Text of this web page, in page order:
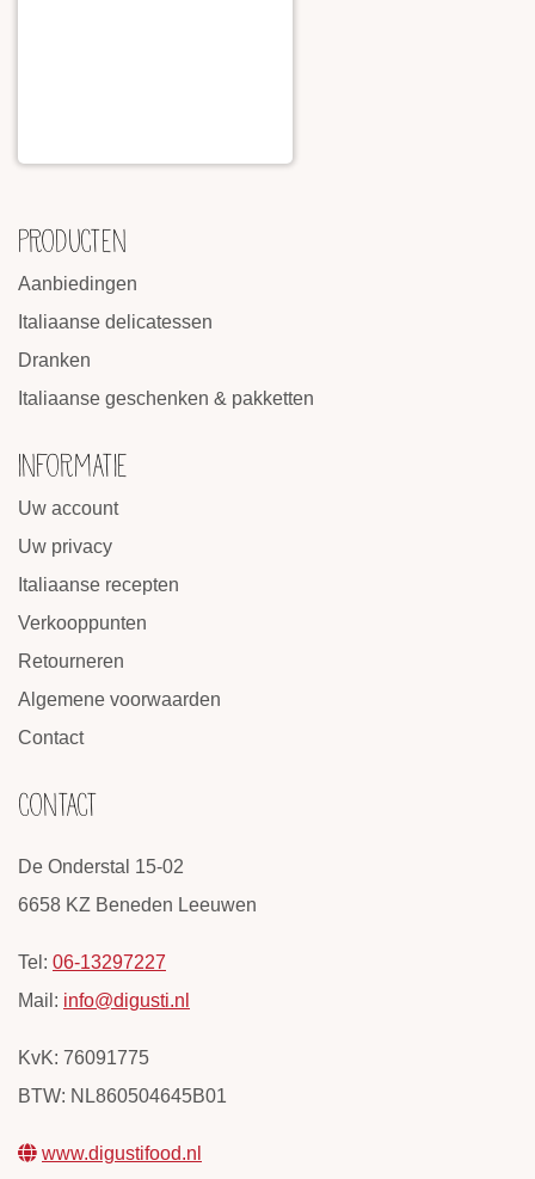
PRODUCTEN
Aanbiedingen
Italiaanse delicatessen
Dranken
Italiaanse geschenken & pakketten
INFORMATIE
Uw account
Uw privacy
Italiaanse recepten
Verkooppunten
Retourneren
Algemene voorwaarden
Contact
CONTACT
De Onderstal 15-02
6658 KZ Beneden Leeuwen
Tel: 06-13297227
Mail: info@digusti.nl
KvK: 76091775
BTW: NL860504645B01
www.digustifood.nl